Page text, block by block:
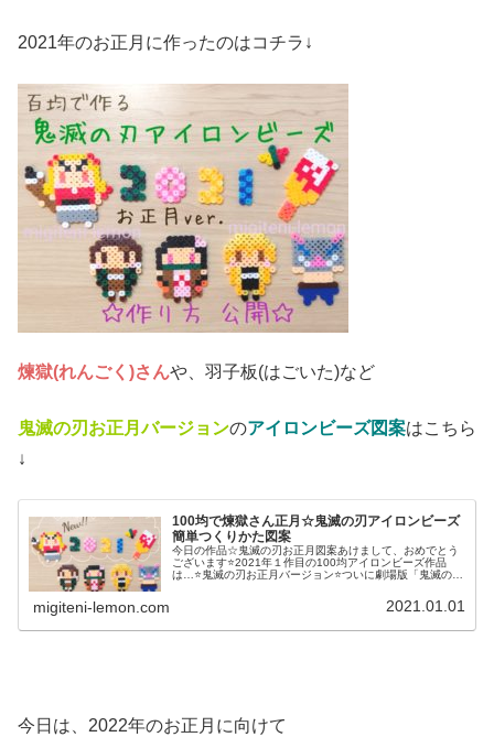
2021年のお正月に作ったのはコチラ↓
煉獄(れんごく)さんや、羽子板(はごいた)など
鬼滅の刃お正月バージョンのアイロンビーズ図案はこちら
↓
100均で煉獄さん正月☆鬼滅の刃アイロンビーズ
簡単つくりかた図案
今日の作品☆鬼滅の刃お正月図案あけまして、おめでとう
ございます⭐2021年１作目の100均アイロンビーズ作品
は…⭐鬼滅の刃お正月バージョン⭐ついに劇場版「鬼滅の刃
migiteni-lemon.com 2021.01.01
今日は、2022年のお正月に向けて